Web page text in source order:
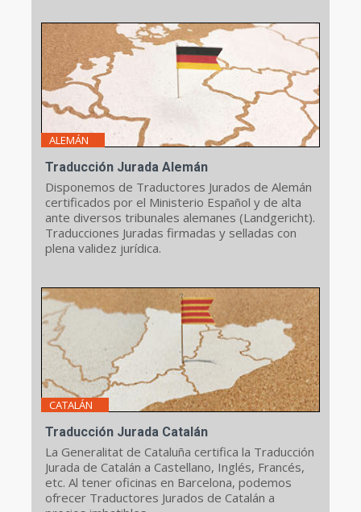
ALEMÁN
Traducción Jurada Alemán
Disponemos de Traductores Jurados de Alemán
certificados por el Ministerio Español y de alta
ante diversos tribunales alemanes (Landgericht).
Traducciones Juradas firmadas y selladas con
plena validez jurídica.
CATALÁN
Traducción Jurada Catalán
La Generalitat de Cataluña certifica la Traducción
Jurada de Catalán a Castellano, Inglés, Francés,
etc. Al tener oficinas en Barcelona, podemos
ofrecer Traductores Jurados de Catalán a